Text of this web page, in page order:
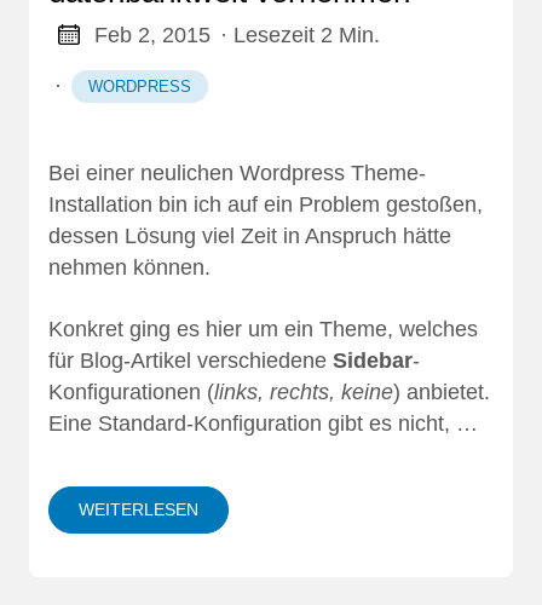
Feb 2, 2015 · Lesezeit 2 Min.
· WORDPRESS
Bei einer neulichen Wordpress Theme-
Installation bin ich auf ein Problem gestoßen,
dessen Lösung viel Zeit in Anspruch hätte
nehmen können.
Konkret ging es hier um ein Theme, welches
für Blog-Artikel verschiedene Sidebar-
Konfigurationen (links, rechts, keine) anbietet.
Eine Standard-Konfiguration gibt es nicht, …
WEITERLESEN